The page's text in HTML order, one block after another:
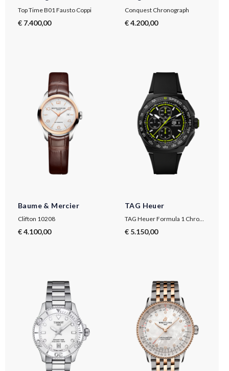
Top Time B01 Fausto Coppi
€ 7.400,00
Conquest Chronograph
€ 4.200,00
Baume & Mercier
Clifton 10208
€ 4.100,00
TAG Heuer
€ 5.150,00